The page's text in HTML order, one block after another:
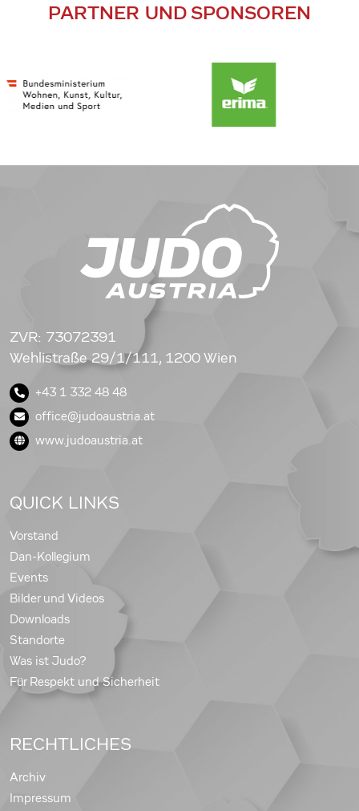
PARTNER UND SPONSOREN
ZVR: 73072391
Wehlistraße 29/1/111, 1200 Wien
+43 1 332 48 48
office@judoaustria.at
www.judoaustria.at
QUICK LINKS
Vorstand
Dan-Kollegium
Events
Bilder und Videos
Downloads
Standorte
Was ist Judo?
Für Respekt und Sicherheit
RECHTLICHES
Archiv
Impressum